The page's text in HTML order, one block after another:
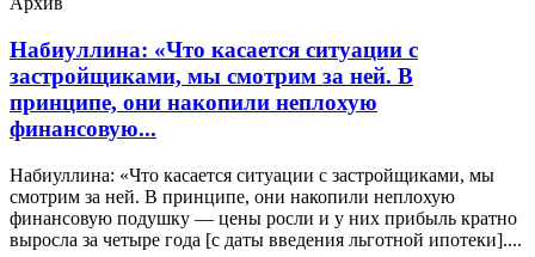
Набиуллина: «Что касается ситуации с
застройщиками, мы смотрим за ней. В
принципе, они накопили неплохую
финансовую...
Набиуллина: «Что касается ситуации с застройщиками, мы
смотрим за ней. В принципе, они накопили неплохую
финансовую подушку — цены росли и у них прибыль кратно
выросла за четыре года [с даты введения льготной ипотеки]....